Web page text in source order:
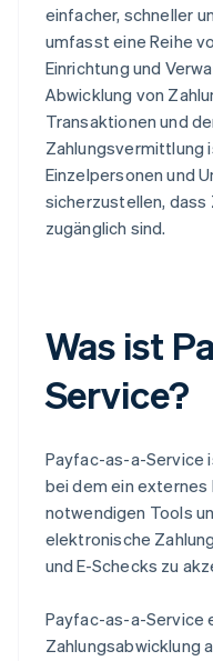
einfacher, schneller
umfasst eine Reihe
Einrichtung und
Abwicklung von
Transaktionen und
Zahlungsvermittlung
Einzelpersonen und
sicherzustellen, dass
zugänglich sind.
Was ist
Service?
Payfac-as-a-Service
bei dem ein
notwendigen Tools
elektronische
und E-Schecks zu
Payfac-as-a-Service
Zahlungsabwicklung